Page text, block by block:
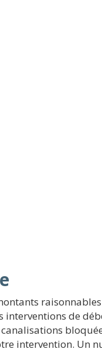
de
intervention. Un